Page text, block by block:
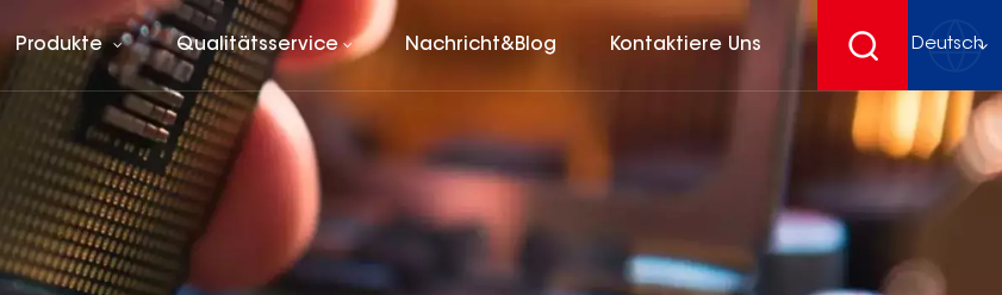
Produkte Qualitätsservice Nachricht&Blog Kontaktiere Uns Deutsch
English
Deutsch